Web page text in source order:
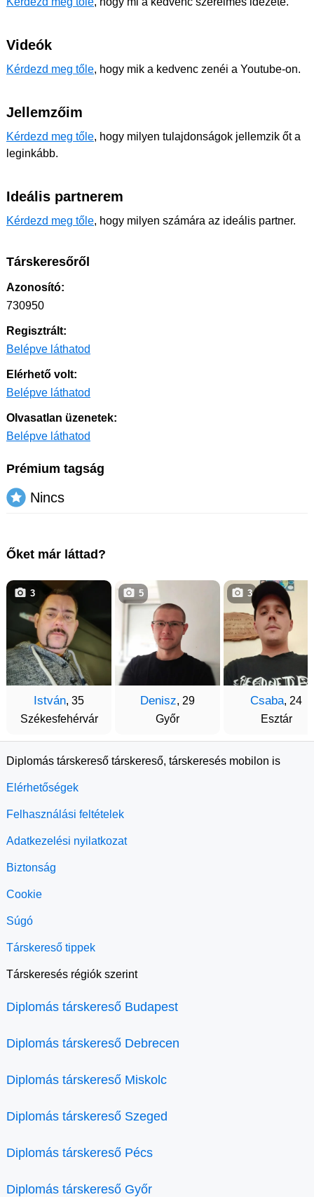
Videók
Kérdezd meg tőle, hogy mik a kedvenc zenéi a Youtube-on.
Jellemzőim
Kérdezd meg tőle, hogy milyen tulajdonságok jellemzik őt a
leginkább.
Ideális partnerem
Kérdezd meg tőle, hogy milyen számára az ideális partner.
Társkeresőről
Azonosító:
730950
Regisztrált:
Belépve láthatod
Elérhető volt:
Belépve láthatod
Olvasatlan üzenetek:
Belépve láthatod
Prémium tagság
Nincs
Őket már láttad?
István, 35
Székesfehérvár
3
Denisz, 29
Győr
5
Csaba, 24
Esztár
3
Diplomás társkereső társkereső, társkeresés mobilon is
Elérhetőségek
Felhasználási feltételek
Adatkezelési nyilatkozat
Biztonság
Cookie
Súgó
Társkereső tippek
Társkeresés régiók szerint
Diplomás társkereső Budapest
Diplomás társkereső Debrecen
Diplomás társkereső Miskolc
Diplomás társkereső Szeged
Diplomás társkereső Pécs
Diplomás társkereső Győr